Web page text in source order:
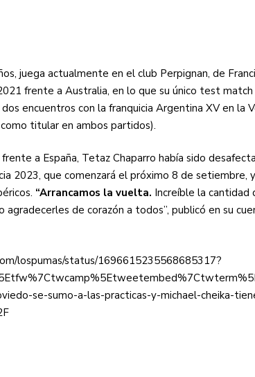
juega actualmente en el club Perpignan, de
frente a Australia, en lo que su único test
encuentros con la franquicia Argentina XV en la
titular en ambos partidos).
a España, Tetaz Chaparro había sido
2023, que comenzará el próximo 8 de setiembre,
“Arrancamos la vuelta. Increíble la cantidad
agradecerles de corazón a todos”, publicó en su
lospumas/status/1696615235568685317?
se-sumo-a-las-practicas-y-michael-cheika-